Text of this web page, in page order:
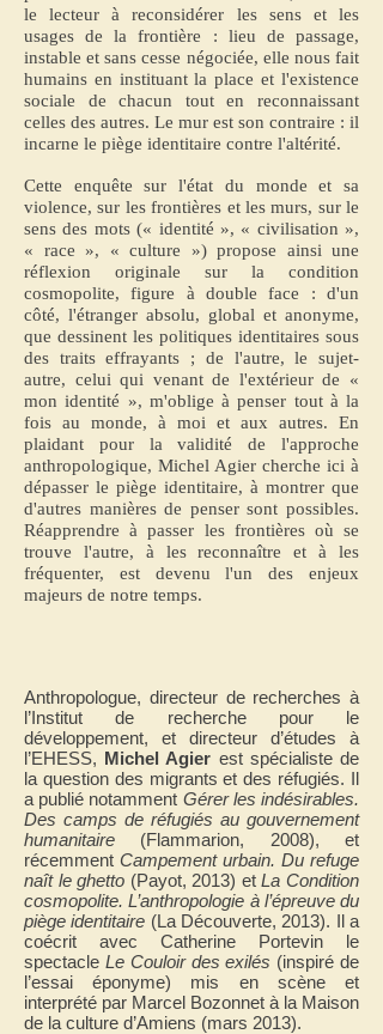
le lecteur à reconsidérer les sens et les
usages de la frontière : lieu de passage,
instable et sans cesse négociée, elle nous fait
humains en instituant la place et l'existence
sociale de chacun tout en reconnaissant
celles des autres. Le mur est son contraire : il
incarne le piège identitaire contre l'altérité.
Cette enquête sur l'état du monde et sa
violence, sur les frontières et les murs, sur le
sens des mots (« identité », « civilisation »,
« race », « culture ») propose ainsi une
réflexion originale sur la condition
cosmopolite, figure à double face : d'un
côté, l'étranger absolu, global et anonyme,
que dessinent les politiques identitaires sous
des traits effrayants ; de l'autre, le sujet-
autre, celui qui venant de l'extérieur de «
mon identité », m'oblige à penser tout à la
fois au monde, à moi et aux autres. En
plaidant pour la validité de l'approche
anthropologique, Michel Agier cherche ici à
dépasser le piège identitaire, à montrer que
d'autres manières de penser sont possibles.
Réapprendre à passer les frontières où se
trouve l'autre, à les reconnaître et à les
fréquenter, est devenu l'un des enjeux
majeurs de notre temps.
Anthropologue, directeur de recherches à
l’Institut de recherche pour le
développement, et directeur d’études à
l’EHESS, Michel Agier est spécialiste de
la question des migrants et des réfugiés. Il
a publié notamment Gérer les indésirables.
Des camps de réfugiés au gouvernement
humanitaire (Flammarion, 2008), et
récemment Campement urbain. Du refuge
naît le ghetto (Payot, 2013) etLa Condition
cosmopolite. L’anthropologie à l’épreuve du
piège identitaire (La Découverte, 2013). Il a
coécrit avec Catherine Portevin le
spectacle Le Couloir des exilés (inspiré de
l’essai éponyme) mis en scène et
interprété par Marcel Bozonnet à la Maison
de la culture d’Amiens (mars 2013).